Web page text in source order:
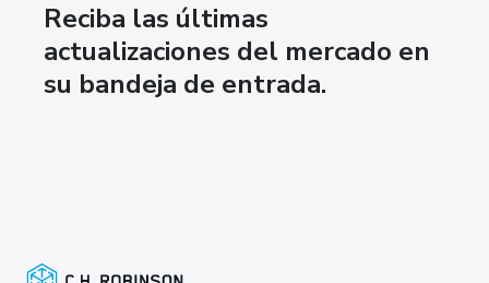
Reciba las últimas
actualizaciones del mercado en
su bandeja de entrada.